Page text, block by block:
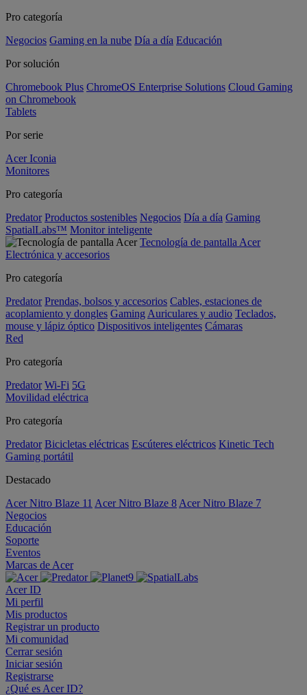
Pro categoría
Negocios Gaming en la nube Día a día Educación
Por solución
Chromebook Plus ChromeOS Enterprise Solutions Cloud Gaming
on Chromebook
Tablets
Por serie
Acer Iconia
Monitores
Pro categoría
Predator Productos sostenibles Negocios Día a día Gaming
SpatialLabs™ Monitor inteligente
Tecnología de pantalla Acer
Electrónica y accesorios
Pro categoría
Predator Prendas, bolsos y accesorios Cables, estaciones de
acoplamiento y dongles Gaming Auriculares y audio Teclados,
mouse y lápiz óptico Dispositivos inteligentes Cámaras
Red
Pro categoría
Predator Wi-Fi 5G
Movilidad eléctrica
Pro categoría
Predator Bicicletas eléctricas Escúteres eléctricos Kinetic Tech
Gaming portátil
Destacado
Acer Nitro Blaze 11 Acer Nitro Blaze 8 Acer Nitro Blaze 7
Negocios
Educación
Soporte
Eventos
Marcas de Acer
Acer ID
Mi perfil
Mis productos
Registrar un producto
Mi comunidad
Cerrar sesión
Iniciar sesión
Registrarse
¿Qué es Acer ID?